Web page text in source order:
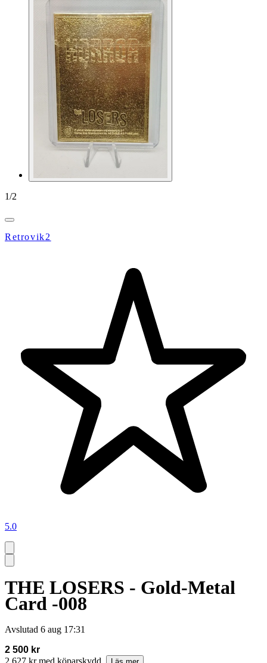
1/2
Retrovik2
5.0
THE LOSERS - Gold-Metal
Card -008
Avslutad 6 aug 17:31
2 500 kr